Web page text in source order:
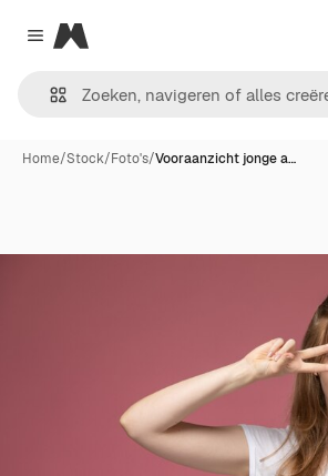
Close menu
Magnific
Home/Stock/Foto's/Vooraanzicht jonge a…